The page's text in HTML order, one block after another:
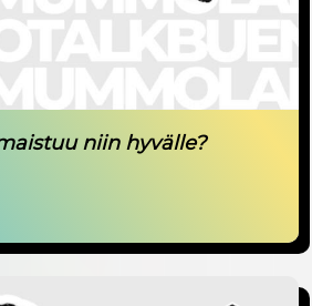
niin hyvälle?